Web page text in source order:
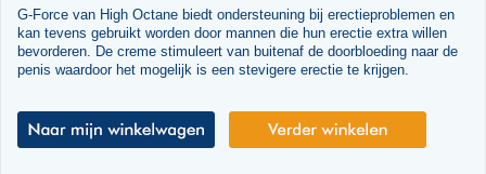
G-Force van High Octane biedt ondersteuning bij erectieproblemen en
kan tevens gebruikt worden door mannen die hun erectie extra willen
bevorderen. De creme stimuleert van buitenaf de doorbloeding naar de
penis waardoor het mogelijk is een stevigere erectie te krijgen.